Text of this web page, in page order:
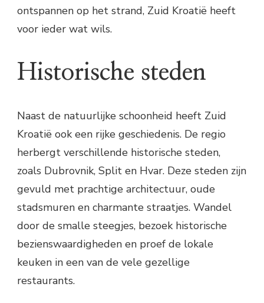
ontspannen op het strand, Zuid Kroatië heeft
voor ieder wat wils.
Historische steden
Naast de natuurlijke schoonheid heeft Zuid
Kroatië ook een rijke geschiedenis. De regio
herbergt verschillende historische steden,
zoals Dubrovnik, Split en Hvar. Deze steden zijn
gevuld met prachtige architectuur, oude
stadsmuren en charmante straatjes. Wandel
door de smalle steegjes, bezoek historische
bezienswaardigheden en proef de lokale
keuken in een van de vele gezellige
restaurants.